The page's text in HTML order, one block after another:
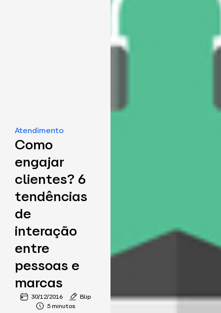
Atendimento
Como
engajar
clientes? 6
tendências
de
interação
entre
pessoas e
marcas
30/12/2016
Blip
5 minutos